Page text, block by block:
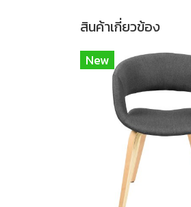
สินค้าเกี่ยวข้อง
New